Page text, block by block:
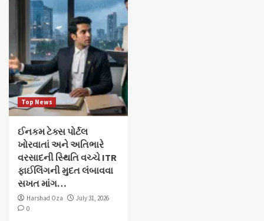
Top News
ઈનકમ ટેક્સ પોર્ટલ
ખોરવાતાં અને અતિભારે
વરસાદની સ્થિતિ વચ્ચે ITR
ફાઈલિંગની મુદત લંબાવવા
સખત માંગ…
Harshad Oza
July 31, 2026
0